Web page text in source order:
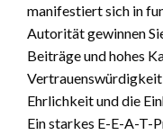
manifestiert sich in
Autorität gewinnen
Beiträge und hohes
Ehrlichkeit und die
Ein starkes E-E-A-T-